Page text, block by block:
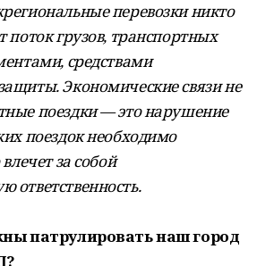
перевозки никто
поток грузов, транспортных
средствами
Экономические связи не
поездки — это нарушение
поездок необходимо
за собой
ответственность.
патрулировать наш город